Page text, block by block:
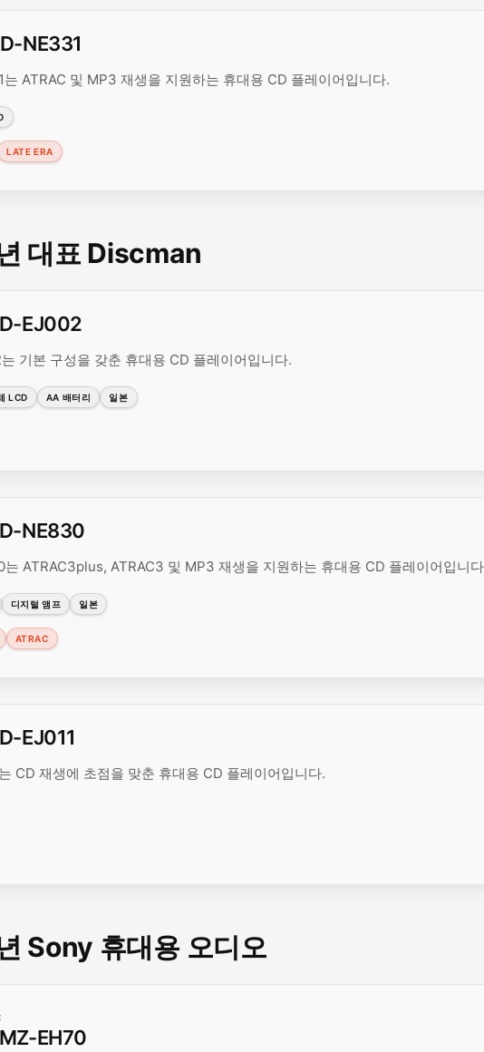
D-NE331
ATRAC 및 MP3 재생을 지원하는 휴대용 CD 플레이어입니다.
LATE ERA
대표 Discman
D-EJ002
기본 구성을 갖춘 휴대용 CD 플레이어입니다.
LCD AA 배터리 일본
D-NE830
ATRAC3plus, ATRAC3 및 MP3 재생을 지원하는 휴대용 CD 플레이어입니
디지털 앰프 일본
ATRAC
D-EJ011
CD 재생에 초점을 맞춘 휴대용 CD 플레이어입니다.
Sony 휴대용 오디오
MZ-EH70